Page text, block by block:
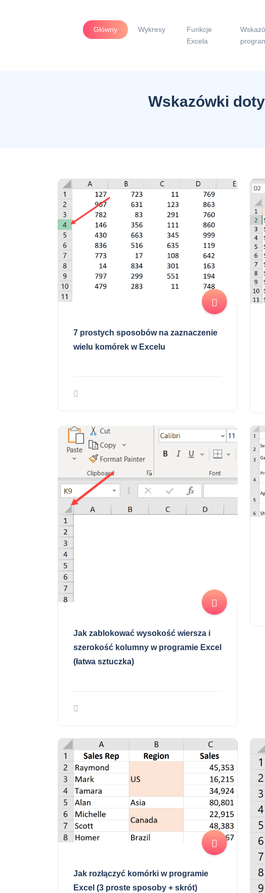
Główny Wykresy
Funkcje
Excela
Wskazówki
7 prostych sposobów na zaznaczenie
wielu komórek w Excelu
Jak zablokować wysokość wiersza i
szerokość kolumny w programie Excel
(łatwa sztuczka)
Jak rozłączyć komórki w programie
Excel (3 proste sposoby + skrót)